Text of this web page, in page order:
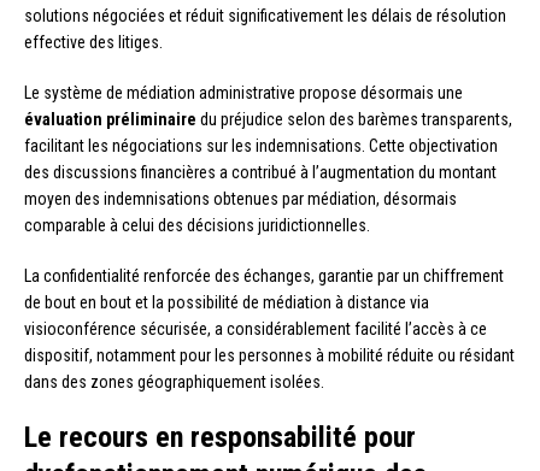
solutions négociées et réduit significativement les délais de résolution
effective des litiges.
Le système de médiation administrative propose désormais une
évaluation préliminaire du préjudice selon des barèmes transparents,
facilitant les négociations sur les indemnisations. Cette objectivation
des discussions financières a contribué à l’augmentation du montant
moyen des indemnisations obtenues par médiation, désormais
comparable à celui des décisions juridictionnelles.
La confidentialité renforcée des échanges, garantie par un chiffrement
de bout en bout et la possibilité de médiation à distance via
visioconférence sécurisée, a considérablement facilité l’accès à ce
dispositif, notamment pour les personnes à mobilité réduite ou résidant
dans des zones géographiquement isolées.
Le recours en responsabilité pour